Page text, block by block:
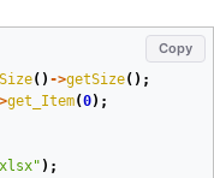
Copy
() ->getSize();
get_Item(0);
);